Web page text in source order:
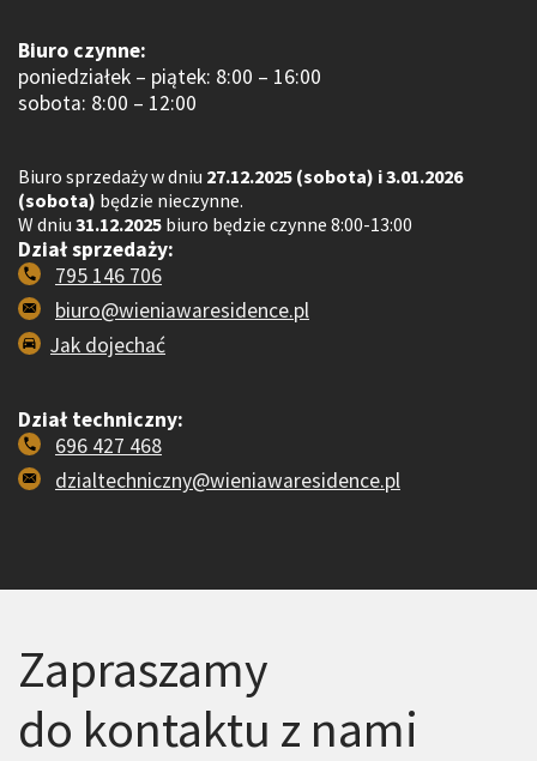
Biuro czynne:
poniedziałek – piątek: 8:00 – 16:00
sobota: 8:00 – 12:00
Biuro sprzedaży w dniu 27.12.2025 (sobota) i 3.01.2026
(sobota) będzie nieczynne.
W dniu 31.12.2025 biuro będzie czynne 8:00-13:00
Dział sprzedaży:
795 146 706
biuro@wieniawaresidence.pl
Jak dojechać
Dział techniczny:
696 427 468
dzialtechniczny@wieniawaresidence.pl
Zapraszamy
do kontaktu z nami